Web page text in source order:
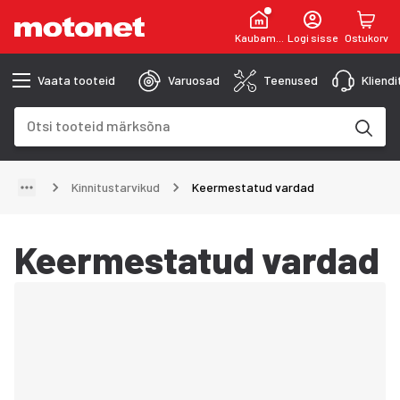
KaubamajaLogi sisse Ostukorv
Vaata tooteid Varuosad Teenused
Kinnitustarvikud Keermestatud vardad
Keermestatud vardad